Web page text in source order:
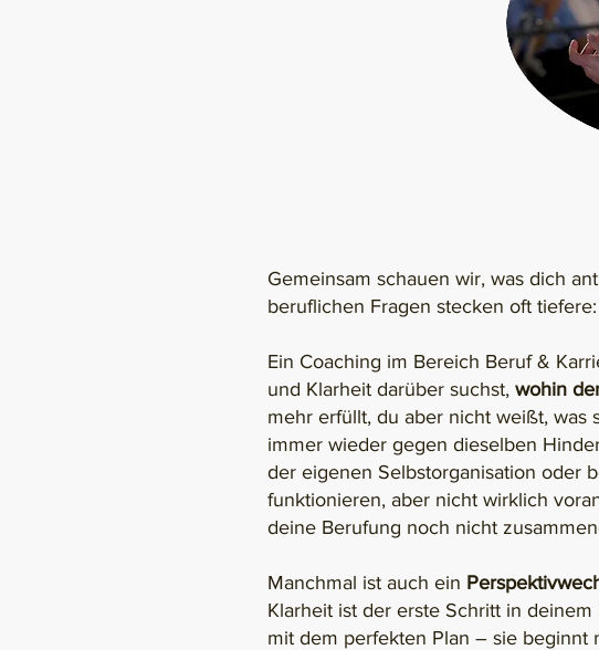
Gemeinsam schauen wir, was dich
beruflichen Fragen stecken oft tiefere:
Ein Coaching im Bereich Beruf &
und Klarheit darüber suchst, wohin
mehr erfüllt, du aber nicht weißt, was
immer wieder gegen dieselben
der eigenen Selbstorganisation oder
funktionieren, aber nicht wirklich
deine Berufung noch nicht
Manchmal ist auch ein
Klarheit ist der erste Schritt in
mit dem perfekten Plan – sie beginnt